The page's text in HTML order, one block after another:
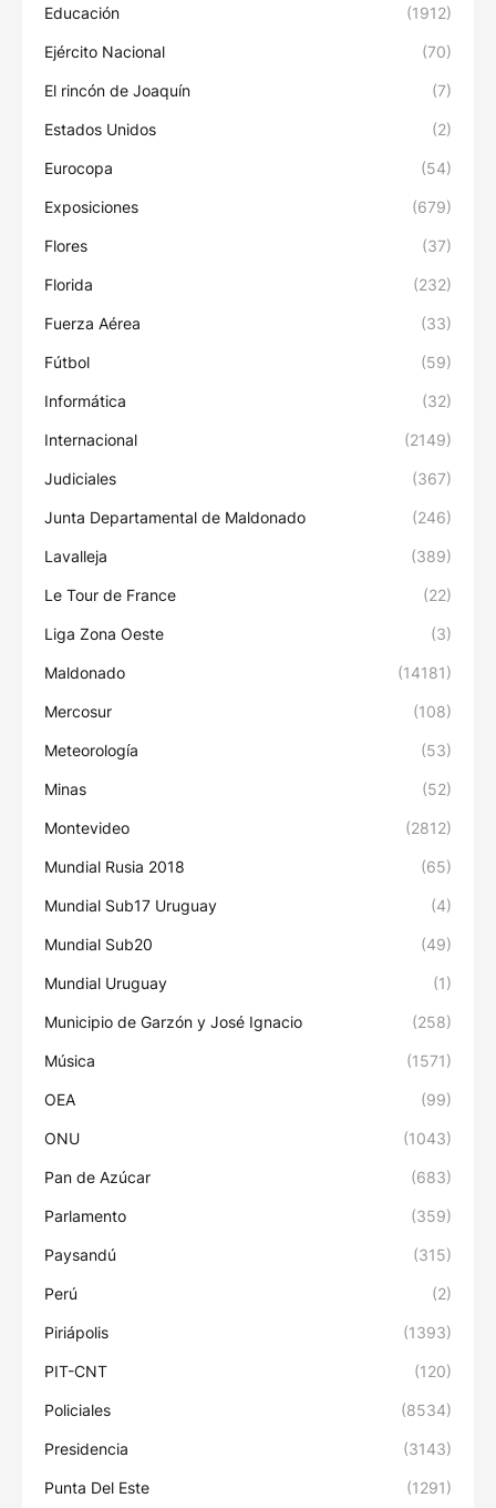
Educación (1912)
Ejército Nacional (70)
El rincón de Joaquín (7)
Estados Unidos (2)
Eurocopa (54)
Exposiciones (679)
Flores (37)
Florida (232)
Fuerza Aérea (33)
Fútbol (59)
Informática (32)
Internacional (2149)
Judiciales (367)
Junta Departamental de Maldonado (246)
Lavalleja (389)
Le Tour de France (22)
Liga Zona Oeste (3)
Maldonado (14181)
Mercosur (108)
Meteorología (53)
Minas (52)
Montevideo (2812)
Mundial Rusia 2018 (65)
Mundial Sub17 Uruguay (4)
Mundial Sub20 (49)
Mundial Uruguay (1)
Municipio de Garzón y José Ignacio (258)
Música (1571)
OEA (99)
ONU (1043)
Pan de Azúcar (683)
Parlamento (359)
Paysandú (315)
Perú (2)
Piriápolis (1393)
PIT-CNT (120)
Policiales (8534)
Presidencia (3143)
Punta Del Este (1291)